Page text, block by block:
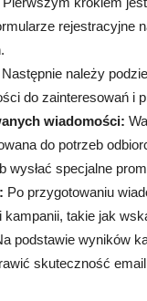
rejestracyjne
Następnie należy
do zainteresowań i
wiadomości:
do potrzeb
wysłać specjalne
Po przygotowaniu
takie jak
podstawie wyników
skuteczność